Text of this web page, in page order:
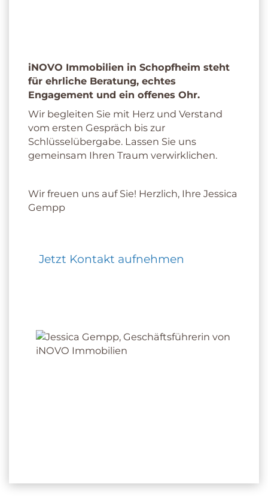
iNOVO Immobilien in Schopfheim steht
für ehrliche Beratung, echtes
Engagement und ein offenes Ohr.
Wir begleiten Sie mit Herz und Verstand
vom ersten Gespräch bis zur
Schlüsselübergabe. Lassen Sie uns
gemeinsam Ihren Traum verwirklichen.
Wir freuen uns auf Sie! Herzlich, Ihre Jessica
Gempp
Jetzt Kontakt aufnehmen